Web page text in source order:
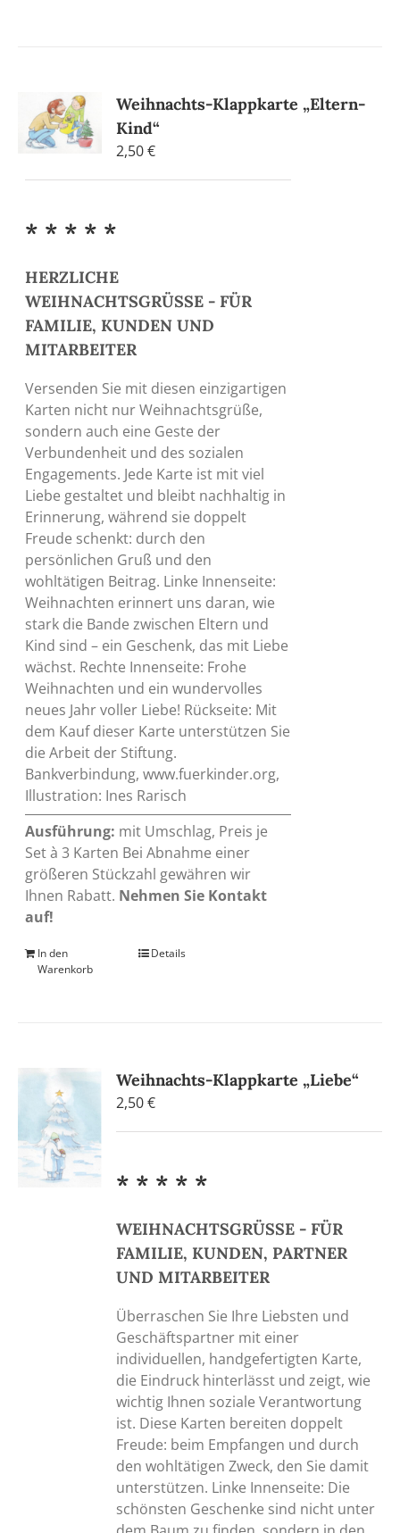
Weihnachts-Klappkarte „Eltern-
Kind“
2,50€
* * * * *
HERZLICHE
WEIHNACHTSGRÜSSE - FÜR
FAMILIE, KUNDEN UND
MITARBEITER
Versenden Sie mit diesen einzigartigen
Karten nicht nur Weihnachtsgrüße,
sondern auch eine Geste der
Verbundenheit und des sozialen
Engagements. Jede Karte ist mit viel
Liebe gestaltet und bleibt nachhaltig in
Erinnerung, während sie doppelt
Freude schenkt: durch den
persönlichen Gruß und den
wohltätigen Beitrag. Linke Innenseite:
Weihnachten erinnert uns daran, wie
stark die Bande zwischen Eltern und
Kind sind – ein Geschenk, das mit Liebe
wächst. Rechte Innenseite: Frohe
Weihnachten und ein wundervolles
neues Jahr voller Liebe! Rückseite: Mit
dem Kauf dieser Karte unterstützen Sie
die Arbeit der Stiftung.
Bankverbindung, www.fuerkinder.org,
Illustration: Ines Rarisch
Ausführung: mit Umschlag, Preis je
Set à 3 Karten Bei Abnahme einer
größeren Stückzahl gewähren wir
Ihnen Rabatt. Nehmen Sie Kontakt
auf!
In den
Warenkorb
Details
Weihnachts-Klappkarte „Liebe“
2,50€
* * * * *
WEIHNACHTSGRÜSSE - FÜR
FAMILIE, KUNDEN, PARTNER
UND MITARBEITER
Überraschen Sie Ihre Liebsten und
Geschäftspartner mit einer
individuellen, handgefertigten Karte,
die Eindruck hinterlässt und zeigt, wie
wichtig Ihnen soziale Verantwortung
ist. Diese Karten bereiten doppelt
Freude: beim Empfangen und durch
den wohltätigen Zweck, den Sie damit
unterstützen. Linke Innenseite: Die
schönsten Geschenke sind nicht unter